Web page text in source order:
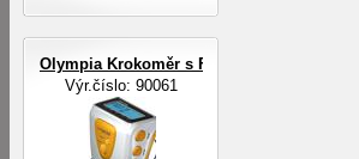
Olympia Krokoměr s FM rádiem a sluchátky
Výr.číslo: 90061